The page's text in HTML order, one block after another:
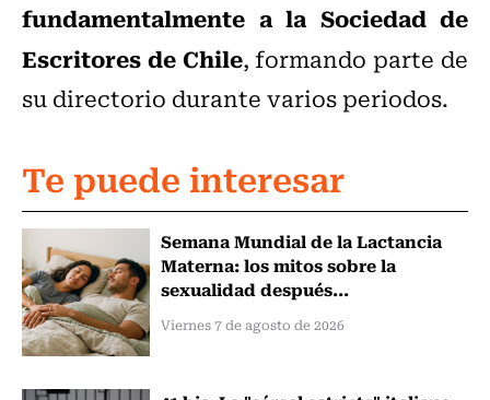
fundamentalmente a la Sociedad de
Escritores de Chile, formando parte de
su directorio durante varios periodos.
Te puede interesar
Semana Mundial de la Lactancia
Materna: los mitos sobre la
sexualidad después...
Viernes 7 de agosto de 2026